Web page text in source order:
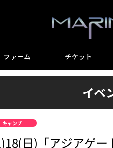
ファーム チケット
イベ
キャンプ
日)「アジアゲ